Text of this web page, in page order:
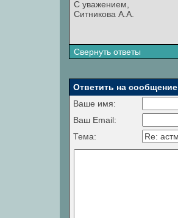
С уважением,
Ситникова А.А.
Свернуть ответы
Ответить на сообщение
Ваше имя:
Ваш Email:
Тема: